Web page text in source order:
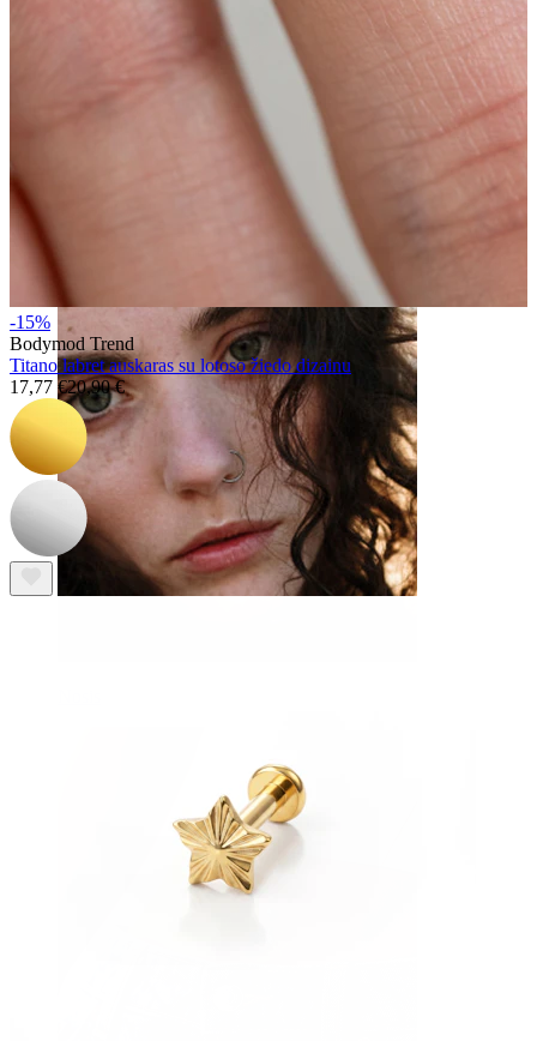
Ausis
-15%
Bodymod Trend
Titano labret auskaras su lotoso žiedo dizainu
17,77 €20,90 €